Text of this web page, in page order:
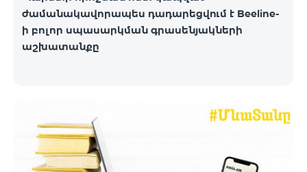
ժամանակավորապես դադարեցվում է Beeline-
ի բոլոր սպասարկման գրասենյակների
աշխատանքը